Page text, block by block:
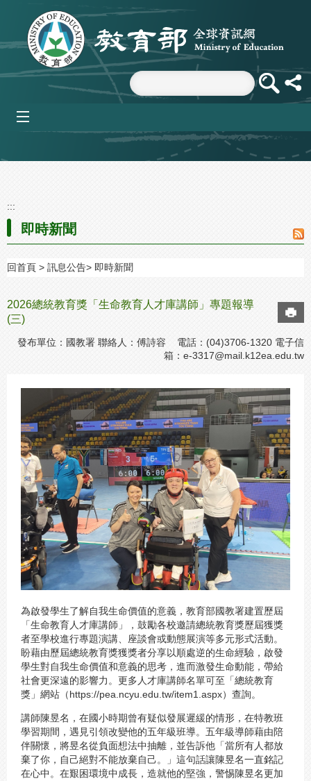
跳到主要內容區塊
:::
即時新聞
回首頁 訊息公告 即時新聞
2026總統教育獎「生命教育人才庫講師」專題報導
(三)
發布單位：國教署 聯絡人：傅詩容 電話：(04)3706-1320 電子信
箱： e-3317@mail.k12ea.edu.tw
為啟發學生了解自我生命價值的意義，教育部國教署建置歷屆
「生命教育人才庫講師」，鼓勵各校邀請總統教育獎歷屆獲獎
者至學校進行專題演講、座談會或動態展演等多元形式活動。
盼藉由歷屆總統教育獎獲獎者分享以順處逆的生命經驗，啟發
學生對自我生命價值和意義的思考，進而激發生命動能，帶給
社會更深遠的影響力。更多人才庫講師名單可至「總統教育
獎」網站（https://pea.ncyu.edu.tw/item1.aspx）查詢。
講師陳昱名，在國小時期曾有疑似發展遲緩的情形，在特教班
學習期間，遇見引領改變他的五年級班導。五年級導師藉由陪
伴關懷，將昱名從負面想法中抽離，並告訴他「當所有人都放
棄了你，自己絕對不能放棄自己。」這句話讓陳昱名一直銘記
在心中。在艱困環境中成長，造就他的堅強，警惕陳昱名更加